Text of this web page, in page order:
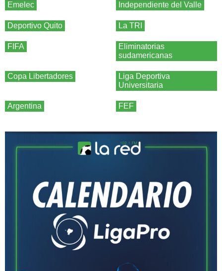
Emelec Independiente del Valle
Deportivo Quito La TRI
FIFA
Eliminatorias
sudamericanas
Copa Libertadores
Liga Deportiva
Universitaria
Argentina FEF